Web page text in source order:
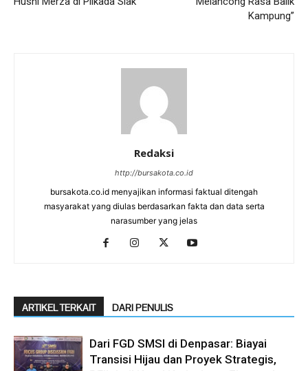
Kampung”
Redaksi
http://bursakota.co.id
bursakota.co.id menyajikan informasi faktual ditengah
masyarakat yang diulas berdasarkan fakta dan data serta
narasumber yang jelas
ARTIKEL TERKAIT DARI PENULIS
Dari FGD SMSI di Denpasar: Biayai
Transisi Hijau dan Proyek Strategis,